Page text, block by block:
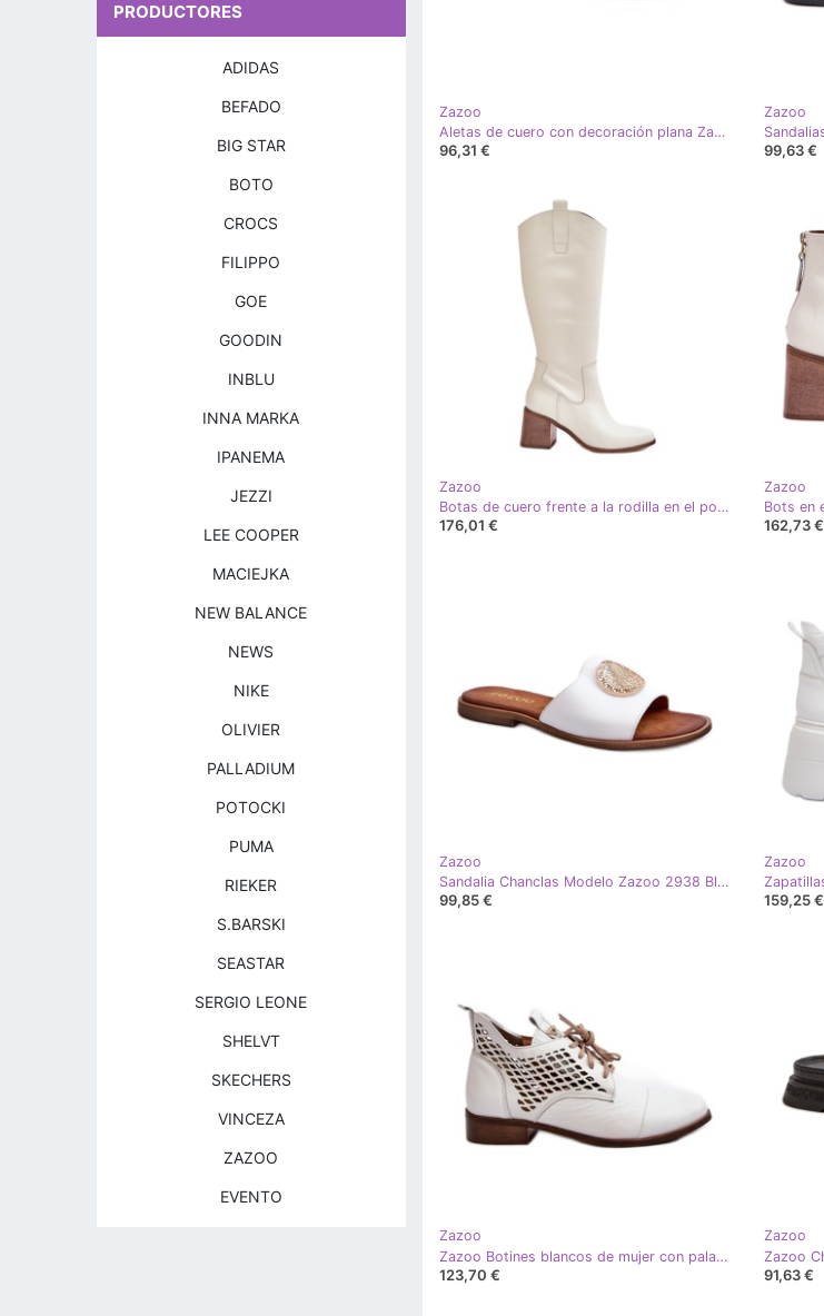
Zazoo
Aletas de cuero con decoración plana Zazoo 3047/o White blanco
96,31 €
Zazoo
99,63 €
Zazoo
Botas de cuero frente a la rodilla en el poste blanco Zazoo 3675
176,01 €
Zazoo
162,73 €
Zazoo
Sandalia Chanclas Modelo Zazoo 2938 Blanco
99,85 €
Zazoo
159,25 €
Zazoo
Zazoo Botines blancos de mujer con pala calada
123,70 €
Zazoo
91,63 €
PRODUCTORES
ADIDAS
BEFADO
BIG STAR
BOTO
CROCS
FILIPPO
GOE
GOODIN
INBLU
INNA MARKA
IPANEMA
JEZZI
LEE COOPER
MACIEJKA
NEW BALANCE
NEWS
NIKE
OLIVIER
PALLADIUM
POTOCKI
PUMA
RIEKER
S.BARSKI
SEASTAR
SERGIO LEONE
SHELVT
SKECHERS
VINCEZA
ZAZOO
EVENTO